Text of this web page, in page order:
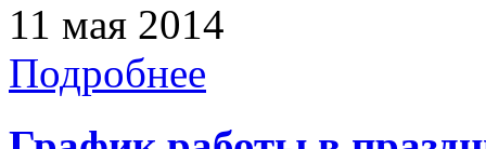
11 мая 2014
Подробнее